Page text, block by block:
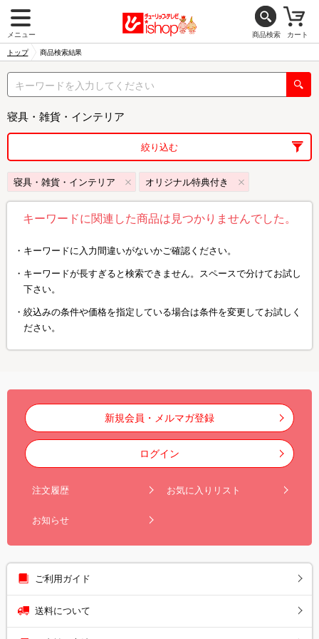
メニュー 商品検索 カート
トップ 商品検索結果
寝具・雑貨・インテリア
絞り込む
寝具・雑貨・インテリア オリジナル特典付き
キーワードに関連した商品は見つかりませんでした。
キーワードに入力間違いがないかご確認ください。
キーワードが長すぎると検索できません。スペースで分けてお試し
下さい。
絞込みの条件や価格を指定している場合は条件を変更してお試しく
ださい。
新規会員・メルマガ登録
ログイン
注文履歴 お気に入りリスト
お知らせ
ご利用ガイド
送料について